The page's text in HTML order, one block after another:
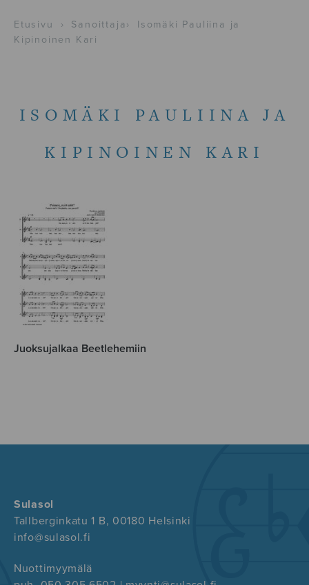
Etusivu › Sanoittaja ›
Isomäki Pauliina ja
Kipinoinen Kari
ISOMÄKI PAULIINA JA
KIPINOINEN KARI
Juoksujalkaa Beetlehemiin
Sulasol
Tallberginkatu 1 B, 00180 Helsinki
info@sulasol.fi
Nuottimyymälä